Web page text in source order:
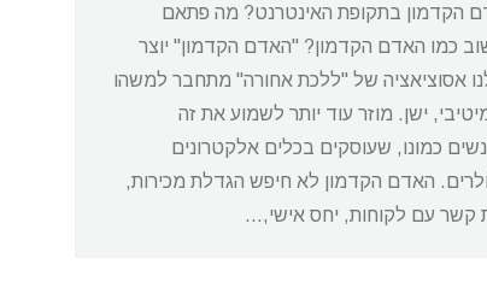
הקדמון בתקופת האינטרנט? מה פתאם
כמו האדם הקדמון? "האדם הקדמון" יוצר
אסוציאציה של "ללכת אחורה" מתחבר למשהו
ישן. מוזר עוד יותר לשמוע את זה
כמונו, שעוסקים בכלים אלקטרונים
האדם הקדמון לא חיפש הגדלת מכירות,
קשר עם לקוחות, יחס אישי,…